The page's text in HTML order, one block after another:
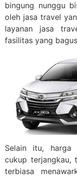
bingung nunggu
oleh jasa travel
layanan jasa
fasilitas yang
Selain itu, harga
cukup terjangkau,
terbiasa